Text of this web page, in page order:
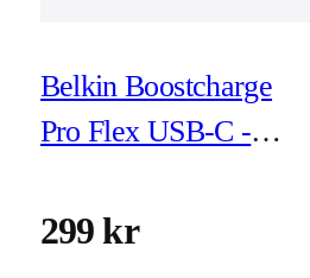
Belkin Boostcharge
Pro Flex USB-C -
299 kr